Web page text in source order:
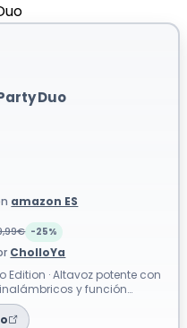
Duo
amazon ES
-25%
CholloYa
Edition · Altavoz potente con
y función
táctil conexión Bluetooth...